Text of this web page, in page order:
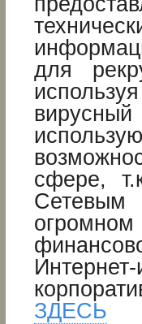
для
вирусный
сфере,
Сетевым
огромном
ЗДЕСЬ